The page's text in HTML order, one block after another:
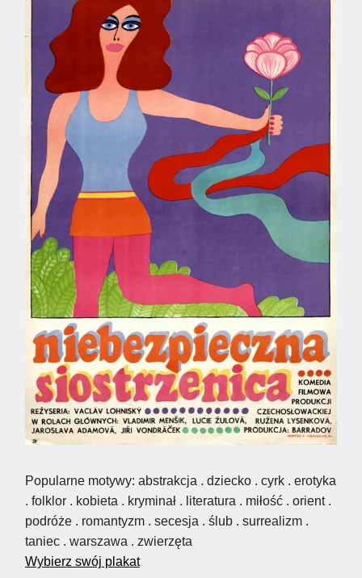
Popularne motywy: abstrakcja . dziecko . cyrk . erotyka
. folklor . kobieta . kryminał . literatura . miłość . orient .
podróże . romantyzm . secesja . ślub . surrealizm .
taniec . warszawa . zwierzęta
Wybierz swój plakat